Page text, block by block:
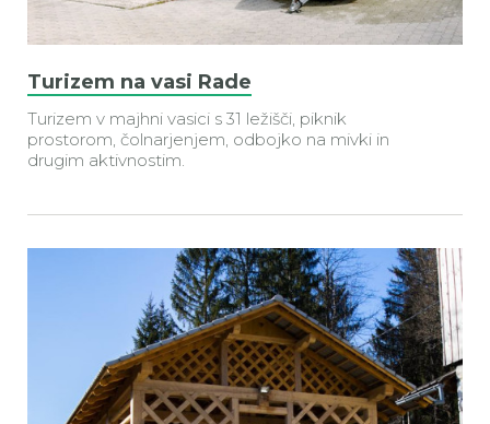
Turizem na vasi Rade
Turizem v majhni vasici s 31 ležišči, piknik
prostorom, čolnarjenjem, odbojko na mivki in
drugim aktivnostim.